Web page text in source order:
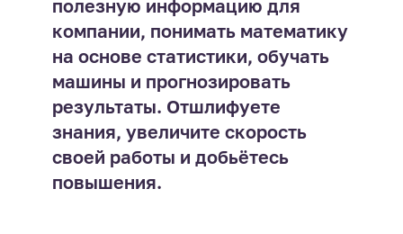
полезную информацию для
компании, понимать математику
на основе статистики, обучать
машины и прогнозировать
результаты. Отшлифуете
знания, увеличите скорость
своей работы и добьётесь
повышения.